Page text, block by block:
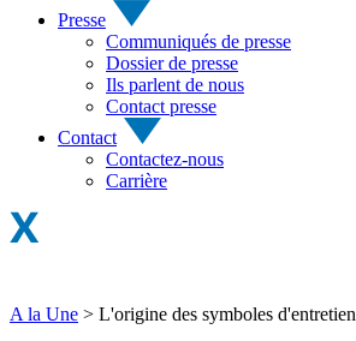
Presse
Communiqués de presse
Dossier de presse
Ils parlent de nous
Contact presse
Contact
Contactez-nous
Carrière
A la Une > L'origine des symboles d'entretien